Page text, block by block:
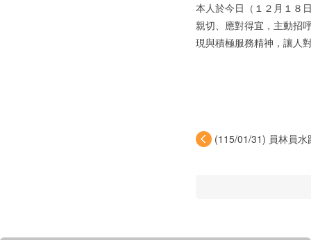
本人於今日（１２月１８
親切、應對得宜，主動招
現與積極服務精神，讓人
(115/01/31) 員林員